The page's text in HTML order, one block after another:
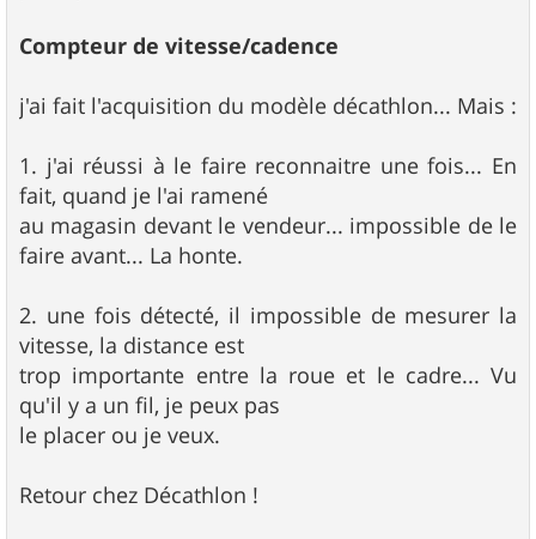
Compteur de vitesse/cadence
j'ai fait l'acquisition du modèle décathlon... Mais :
1. j'ai réussi à le faire reconnaitre une fois... En
fait, quand je l'ai ramené
au magasin devant le vendeur... impossible de le
faire avant... La honte.
2. une fois détecté, il impossible de mesurer la
vitesse, la distance est
trop importante entre la roue et le cadre... Vu
qu'il y a un fil, je peux pas
le placer ou je veux.
Retour chez Décathlon !